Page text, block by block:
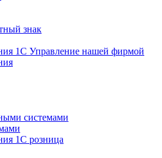
знак
1С Управление нашей фирмой
системами
1С розница